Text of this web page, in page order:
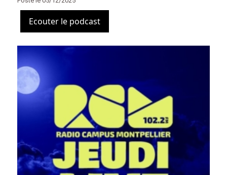
Ecouter le podcast